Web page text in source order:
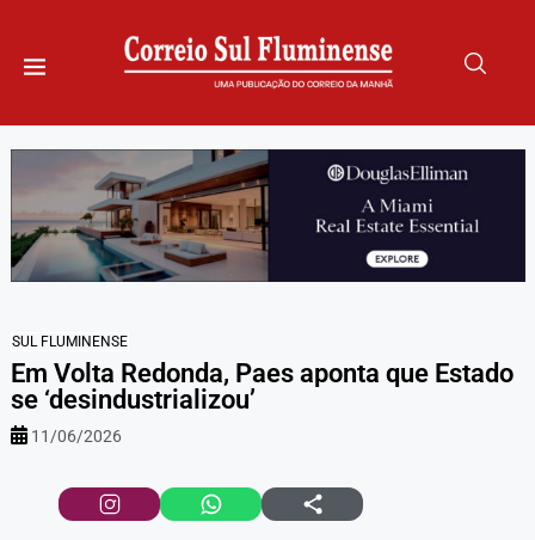
SUL FLUMINENSE
Em Volta Redonda, Paes aponta que Estado
se ‘desindustrializou’
11/06/2026